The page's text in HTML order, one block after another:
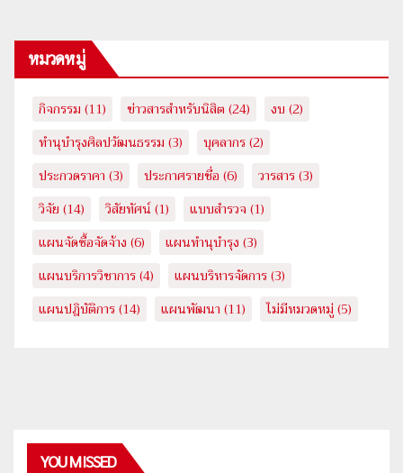
หมวดหมู่
กิจกรรม (11) ข่าวสารสำหรับนิสิต (24) งบ (2)
ทำนุบำรุงศิลปวัฒนธรรม (3) บุคลากร(2)
ประกวดราคา (3) ประกาศรายชื่อ (6) วารสาร(3)
วิจัย (14) วิสัยทัศน์(1) แบบสำรวจ (1)
แผนจัดซื้อจัดจ้าง (6) แผนทำนุบำรุง (3)
แผนบริการวิชาการ(4) แผนบริหารจัดการ(3)
แผนปฎิบัติการ(14) แผนพัฒนา (11) ไม่มีหมวดหมู่(5)
YOU MISSED